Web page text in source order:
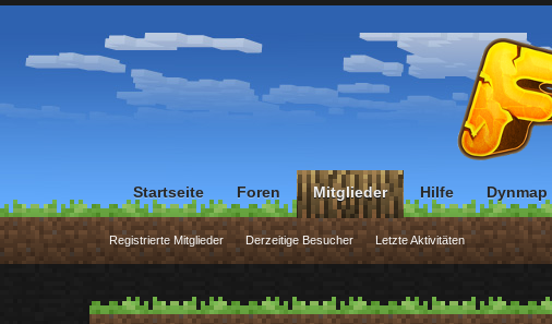
Startseite Foren Mitglieder
Registrierte Mitglieder Derzeitige Besucher Letzte Aktivitäten
Hilfe Dynmap